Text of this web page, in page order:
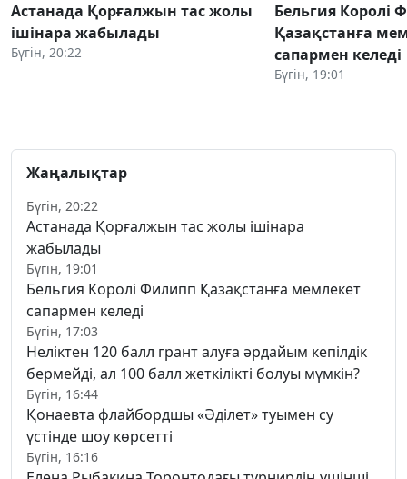
Астанада Қорғалжын тас жолы
ішінара жабылады
Бүгін, 20:22
Бельгия Королі
Қазақстанға
сапармен келеді
Бүгін, 19:01
Жаңалықтар
Бүгін, 20:22
Астанада Қорғалжын тас жолы ішінара
жабылады
Бүгін, 19:01
Бельгия Королі Филипп Қазақстанға мемлекет
сапармен келеді
Бүгін, 17:03
Неліктен 120 балл грант алуға әрдайым кепілдік
бермейді, ал 100 балл жеткілікті болуы мүмкін?
Бүгін, 16:44
Қонаевта флайбордшы «Әділет» туымен су
үстінде шоу көрсетті
Бүгін, 16:16